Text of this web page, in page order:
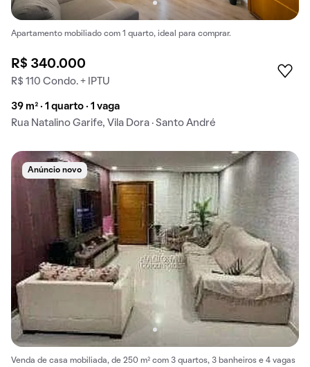
Apartamento mobiliado com 1 quarto, ideal para comprar.
R$ 340.000
R$ 110 Condo. + IPTU
39 m² · 1 quarto · 1 vaga
Rua Natalino Garife, Vila Dora · Santo André
Anúncio novo
Venda de casa mobiliada, de 250 m² com 3 quartos, 3 banheiros e 4 vagas